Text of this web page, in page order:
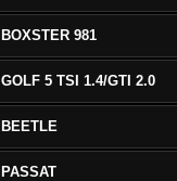
BOXSTER 981
GOLF 5 TSI 1.4/GTI 2.0
BEETLE
PASSAT